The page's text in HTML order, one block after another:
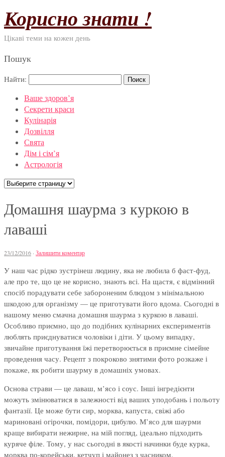
Корисно знати !
Цікаві теми на кожен день
Пошук
Найти:
Ваше здоров’я
Секрети краси
Кулінарія
Дозвілля
Свята
Дім і сім’я
Астрологія
Домашня шаурма з куркою в
лаваші
23/12/2016 · Залишити коментар
У наш час рідко зустрінеш людину, яка не любила б фаст-фуд,
але про те, що це не корисно, знають всі. На щастя, є відмінний
спосіб порадувати себе забороненим блюдом з мінімальною
шкодою для організму — це приготувати його вдома. Сьогодні в
нашому меню смачна домашня шаурма з куркою в лаваші.
Особливо приємно, що до подібних кулінарних експериментів
люблять приєднуватися чоловіки і діти. У цьому випадку,
звичайне приготування їжі перетворюється в приємне сімейне
проведення часу. Рецепт з покроково знятими фото розкаже і
покаже, як робити шаурму в домашніх умовах.
Основа страви — це лаваш, м’ясо і соус. Інші інгредієнти
можуть змінюватися в залежності від ваших уподобань і польоту
фантазії. Це може бути сир, морква, капуста, свіжі або
мариновані огірочки, помідори, цибулю. М’ясо для шаурми
краще вибирати нежирне, на мій погляд, ідеально підходить
куряче філе. Тому, у нас сьогодні в якості начинки буде курка,
морква по-корейськи, кетчуп і майонез з часником.